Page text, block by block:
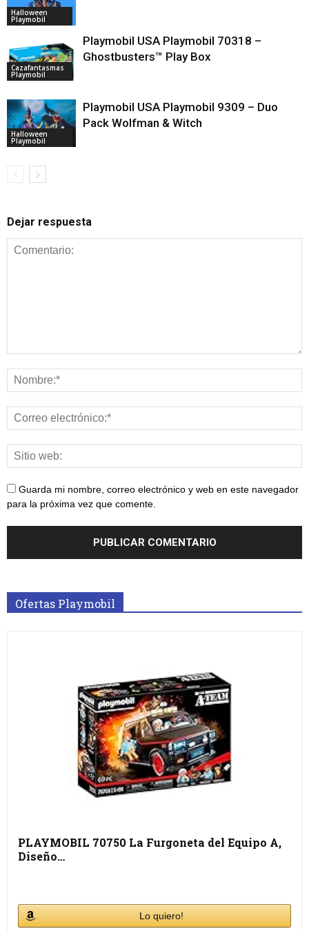
Halloween
Playmobil
Cazafantasmas
Playmobil
Playmobil USA Playmobil 70318 –
Ghostbusters™ Play Box
Halloween
Playmobil
Playmobil USA Playmobil 9309 – Duo
Pack Wolfman & Witch
Dejar respuesta
Guarda mi nombre, correo electrónico y web en este navegador
para la próxima vez que comente.
Ofertas Playmobil
PLAYMOBIL 70750 La Furgoneta del Equipo A,
Diseño…
Lo quiero!